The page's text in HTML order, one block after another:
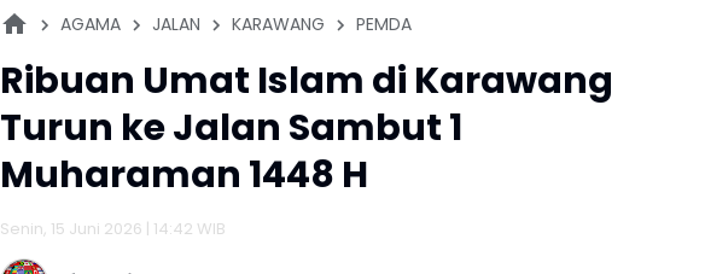
AGAMA JALAN KARAWANG PEMDA
Ribuan Umat Islam di Karawang
Turun ke Jalan Sambut 1
Muharaman 1448 H
Senin, 15 Juni 2026 | 14:42 WIB